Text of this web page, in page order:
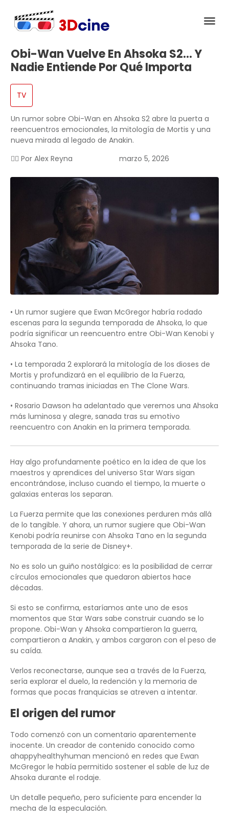
Obi-Wan Vuelve En Ahsoka S2… Y
Nadie Entiende Por Qué Importa
TV
Un rumor sobre Obi-Wan en Ahsoka S2 abre la puerta a
reencuentros emocionales, la mitología de Mortis y una
nueva mirada al legado de Anakin.
✍🏻 Por Alex Reyna marzo 5, 2026
• Un rumor sugiere que Ewan McGregor habría rodado
escenas para la segunda temporada de Ahsoka, lo que
podría significar un reencuentro entre Obi-Wan Kenobi y
Ahsoka Tano.
• La temporada 2 explorará la mitología de los dioses de
Mortis y profundizará en el equilibrio de la Fuerza,
continuando tramas iniciadas en The Clone Wars.
• Rosario Dawson ha adelantado que veremos una Ahsoka
más luminosa y alegre, sanada tras su emotivo
reencuentro con Anakin en la primera temporada.
Hay algo profundamente poético en la idea de que los
maestros y aprendices del universo Star Wars sigan
encontrándose, incluso cuando el tiempo, la muerte o
galaxias enteras los separan.
La Fuerza permite que las conexiones perduren más allá
de lo tangible. Y ahora, un rumor sugiere que Obi-Wan
Kenobi podría reunirse con Ahsoka Tano en la segunda
temporada de la serie de Disney+.
No es solo un guiño nostálgico: es la posibilidad de cerrar
círculos emocionales que quedaron abiertos hace
décadas.
Si esto se confirma, estaríamos ante uno de esos
momentos que Star Wars sabe construir cuando se lo
propone. Obi-Wan y Ahsoka compartieron la guerra,
compartieron a Anakin, y ambos cargaron con el peso de
su caída.
Verlos reconectarse, aunque sea a través de la Fuerza,
sería explorar el duelo, la redención y la memoria de
formas que pocas franquicias se atreven a intentar.
El origen del rumor
Todo comenzó con un comentario aparentemente
inocente. Un creador de contenido conocido como
ahappyhealthyhuman mencionó en redes que Ewan
McGregor le había permitido sostener el sable de luz de
Ahsoka durante el rodaje.
Un detalle pequeño, pero suficiente para encender la
mecha de la especulación.